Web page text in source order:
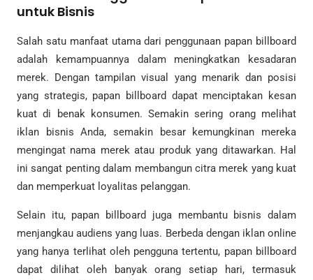
untuk Bisnis
Salah satu manfaat utama dari penggunaan papan billboard
adalah kemampuannya dalam meningkatkan kesadaran
merek. Dengan tampilan visual yang menarik dan posisi
yang strategis, papan billboard dapat menciptakan kesan
kuat di benak konsumen. Semakin sering orang melihat
iklan bisnis Anda, semakin besar kemungkinan mereka
mengingat nama merek atau produk yang ditawarkan. Hal
ini sangat penting dalam membangun citra merek yang kuat
dan memperkuat loyalitas pelanggan.
Selain itu, papan billboard juga membantu bisnis dalam
menjangkau audiens yang luas. Berbeda dengan iklan online
yang hanya terlihat oleh pengguna tertentu, papan billboard
dapat dilihat oleh banyak orang setiap hari, termasuk